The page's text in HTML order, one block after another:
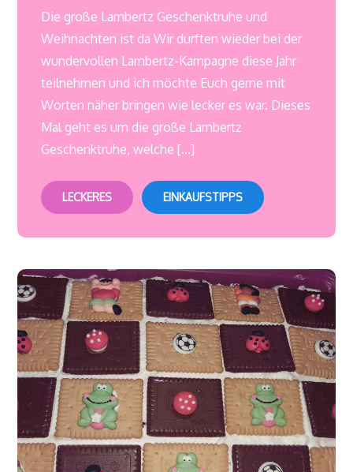
Die große Lambertz Geschenktruhe und
Weihnachten ist da Wir durften wieder bei der
wundervollen Lambertz-Kampagne diese Jahr
teilnehmen und ich möchte Euch gerne mit
Worten näher bringen wie lecker es war. Dieses
Mal geht es um die große Lambertz
Geschenktruhe, welche […]
LECKERES EINKAUFSTIPPS